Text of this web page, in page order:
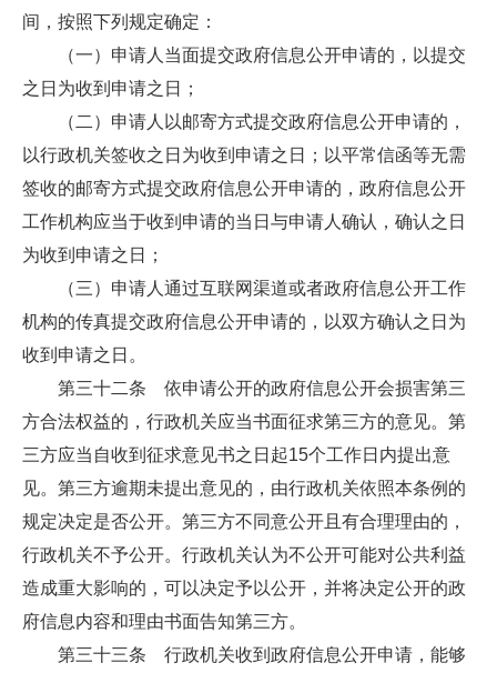
间，按照下列规定确定：
（一）申请人当面提交政府信息公开申请的，以提交
之日为收到申请之日；
（二）申请人以邮寄方式提交政府信息公开申请的，
以行政机关签收之日为收到申请之日；以平常信函等无需
签收的邮寄方式提交政府信息公开申请的，政府信息公开
工作机构应当于收到申请的当日与申请人确认，确认之日
为收到申请之日；
（三）申请人通过互联网渠道或者政府信息公开工作
机构的传真提交政府信息公开申请的，以双方确认之日为
收到申请之日。
第三十二条 依申请公开的政府信息公开会损害第三
方合法权益的，行政机关应当书面征求第三方的意见。第
三方应当自收到征求意见书之日起15个工作日内提出意
见。第三方逾期未提出意见的，由行政机关依照本条例的
规定决定是否公开。第三方不同意公开且有合理理由的，
行政机关不予公开。行政机关认为不公开可能对公共利益
造成重大影响的，可以决定予以公开，并将决定公开的政
府信息内容和理由书面告知第三方。
第三十三条 行政机关收到政府信息公开申请，能够